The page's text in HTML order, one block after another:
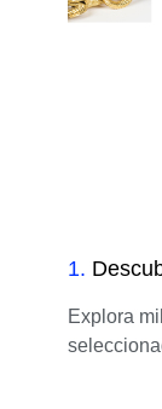
1.
Explora